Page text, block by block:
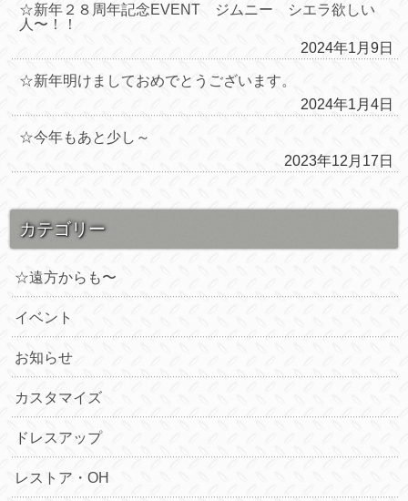
☆新年２８周年記念EVENT ジムニー シエラ欲しい
人〜！！
2024年1月9日
☆新年明けましておめでとうございます。
2024年1月4日
☆今年もあと少し～
2023年12月17日
カテゴリー
☆遠方からも〜
イベント
お知らせ
カスタマイズ
ドレスアップ
レストア・OH